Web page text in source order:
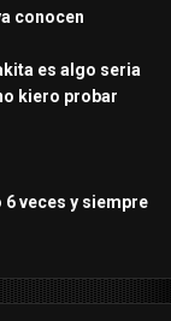
conocen
es algo seria
kiero probar
veces y siempre